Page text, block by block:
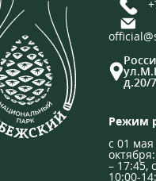
д.20/
Режим
с 01 мая
– 17:45,
10:00-